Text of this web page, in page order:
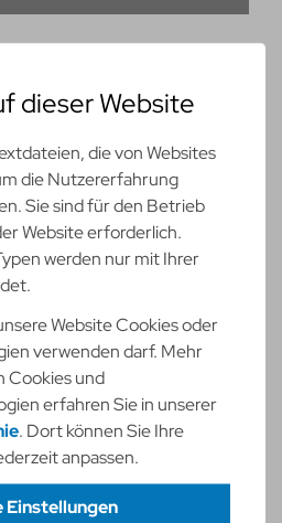
Upload starten
Upload starten
Upload starten
dieser Website
die von Websites
die Nutzererfahrung
Sie sind für den Betrieb
Website erforderlich.
werden nur mit Ihrer
Website Cookies oder
verwenden darf. Mehr
Cookies und
erfahren Sie in unserer
. Dort können Sie Ihre
anpassen.
Einstellungen